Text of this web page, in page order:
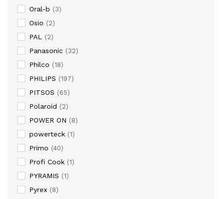
Oral-b (3)
Osio (2)
PAL (2)
Panasonic (32)
Philco (18)
PHILIPS (197)
PITSOS (65)
Polaroid (2)
POWER ON (8)
powerteck (1)
Primo (40)
Profi Cook (1)
PYRAMIS (1)
Pyrex (8)